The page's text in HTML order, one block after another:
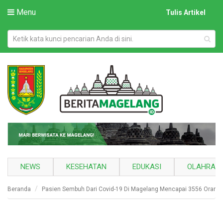
Menu Tulis Artikel
NEWS KESEHATAN EDUKASI
Beranda Pasien Sembuh Dari Covid-19 Di Magelang Mencapai 3556 Orang